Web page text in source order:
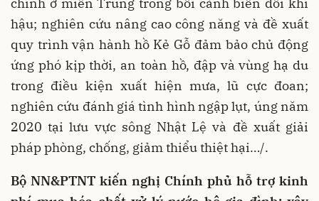
chính ở miền Trung trong bối cảnh biến đổi khí
hậu; nghiên cứu nâng cao công năng và đề xuất
quy trình vận hành hồ Kẻ Gỗ đảm bảo chủ động
ứng phó kịp thời, an toàn hồ, đập và vùng hạ du
trong điều kiện xuất hiện mưa, lũ cực đoan;
nghiên cứu đánh giá tình hình ngập lụt, úng năm
2020 tại lưu vực sông Nhật Lệ và đề xuất giải
pháp phòng, chống, giảm thiểu thiệt hại…/.
Bộ NN&PTNT kiến nghị Chính phủ hỗ trợ kinh